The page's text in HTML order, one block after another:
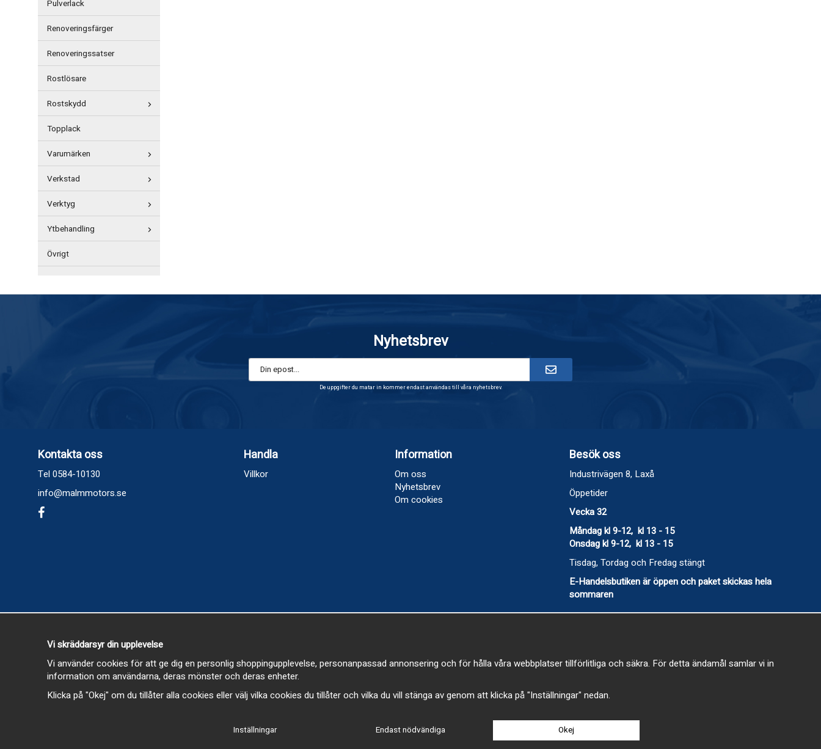
Pulverlack
Renoveringsfärger
Renoveringssatser
Rostlösare
Rostskydd
Topplack
Varumärken
Verkstad
Verktyg
Ytbehandling
Övrigt
Nyhetsbrev
De uppgifter du matar in kommer endast användas till våra nyhetsbrev.
Kontakta oss
Tel 0584-10130
info@malmmotors.se
Handla
Villkor
Information
Om oss
Nyhetsbrev
Om cookies
Besök oss
Industrivägen 8, Laxå
Öppetider
Vecka 32
Måndag kl 9-12, kl 13 - 15
Onsdag kl 9-12, kl 13 - 15
Tisdag, Tordag och Fredag stängt
E-Handelsbutiken är öppen och paket skickas hela
sommaren
Vi skräddarsyr din upplevelse
Vi använder cookies för att ge dig en personlig shoppingupplevelse, personanpassad annonsering och för hålla våra webbplatser tillförlitliga och säkra. För detta ändamål samlar vi in
information om användarna, deras mönster och deras enheter.
Klicka på "Okej" om du tillåter alla cookies eller välj vilka cookies du tillåter och vilka du vill stänga av genom att klicka på "Inställningar" nedan.
Inställningar Endast nödvändiga Okej